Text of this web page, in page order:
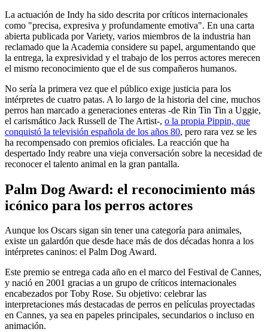
La actuación de Indy ha sido descrita por críticos internacionales
como "precisa, expresiva y profundamente emotiva". En una carta
abierta publicada por Variety, varios miembros de la industria han
reclamado que la Academia considere su papel, argumentando que
la entrega, la expresividad y el trabajo de los perros actores merecen
el mismo reconocimiento que el de sus compañeros humanos.
No sería la primera vez que el público exige justicia para los
intérpretes de cuatro patas. A lo largo de la historia del cine, muchos
perros han marcado a generaciones enteras -de Rin Tin Tin a Uggie,
el carismático Jack Russell de The Artist-, o la propia Pippin, que
conquistó la televisión española de los años 80, pero rara vez se les
ha recompensado con premios oficiales. La reacción que ha
despertado Indy reabre una vieja conversación sobre la necesidad de
reconocer el talento animal en la gran pantalla.
Palm Dog Award: el reconocimiento más
icónico para los perros actores
Aunque los Oscars sigan sin tener una categoría para animales,
existe un galardón que desde hace más de dos décadas honra a los
intérpretes caninos: el Palm Dog Award.
Este premio se entrega cada año en el marco del Festival de Cannes,
y nació en 2001 gracias a un grupo de críticos internacionales
encabezados por Toby Rose. Su objetivo: celebrar las
interpretaciones más destacadas de perros en películas proyectadas
en Cannes, ya sea en papeles principales, secundarios o incluso en
animación.